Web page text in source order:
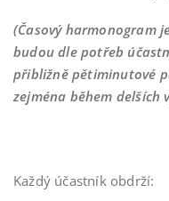
(Časový harmonogram
budou dle potřeb
přibližně pětiminutové
zejména během delších
Každý účastník obdrží: